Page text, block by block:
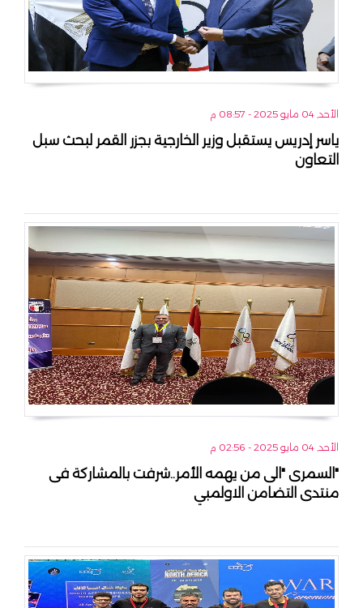
الأحد, 04 مايو 2025 - 08:57 م
ياسر إدريس يستقبل وزير الخارجية بجزر القمر لبحث سبل
التعاون
الأحد, 04 مايو 2025 - 02:56 م
"السمرى "الى من يهمه الأمر..شرفت بالمشاركة فى
منتدى التضامن الاولمبي